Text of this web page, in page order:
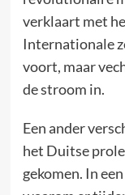
verklaart met
Internationale
voort, maar
de stroom in.
Een ander
het Duitse
gekomen. In